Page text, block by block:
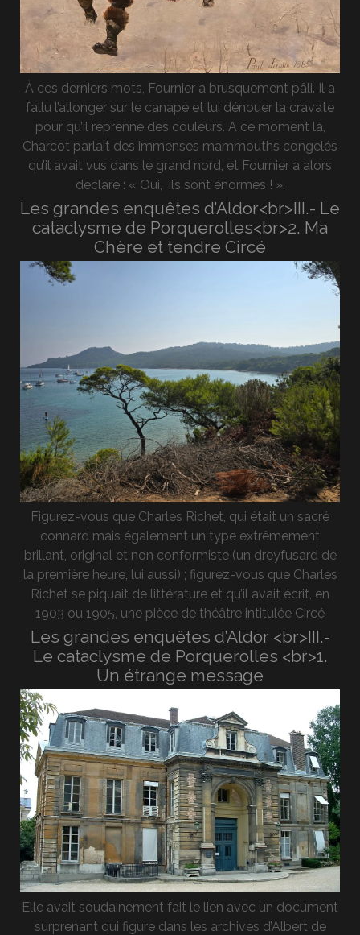
À ces derniers mots, Fournier a brusquement pâli. Il a
fallu l’allonger sur le canapé et lui dénouer la cravate
pour qu’il reprenne des couleurs. A ce moment là,
Charcot parlait des immenses mammouths congelés
qu’il avait vus dans le grand nord, et Fournier a alors
déclaré : « Oui, ils sont énormes ! ».
Les grandes enquêtes d’Aldor<br>III.- Le
cataclysme de Porquerolles<br>2. Ma
Chère et tendre Circé
Figurez-vous que Charles Richet, qui était un sacré
connard mais également un type extrêmement
brillant, original et non conformiste (un dreyfusard de
la première heure, lui aussi) ; figurez-vous que Charles
Richet se piquait de littérature et qu’il avait écrit, en
1903 ou 1905, une pièce de théâtre intitulée Circé
Les grandes enquêtes d’Aldor <br>III.-
Le cataclysme de Porquerolles <br>1.
Un étrange message
Elle avait soudainement fait le lien avec un document
surprenant qui figure dans les archives d’Albert de